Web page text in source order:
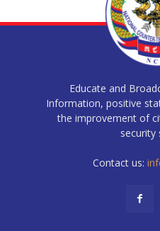
Educate and
Information, positive
the improvement of
security
Contact us: